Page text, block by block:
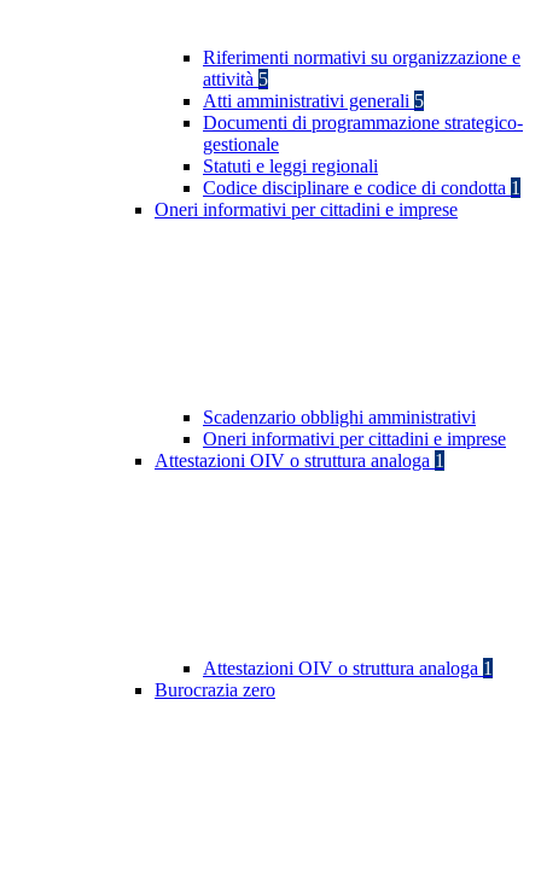
Riferimenti normativi su organizzazione e
attività 5
Atti amministrativi generali 5
Documenti di programmazione strategico-
gestionale
Statuti e leggi regionali
Codice disciplinare e codice di condotta 1
Oneri informativi per cittadini e imprese
Scadenzario obblighi amministrativi
Oneri informativi per cittadini e imprese
Attestazioni OIV o struttura analoga 1
Attestazioni OIV o struttura analoga 1
Burocrazia zero